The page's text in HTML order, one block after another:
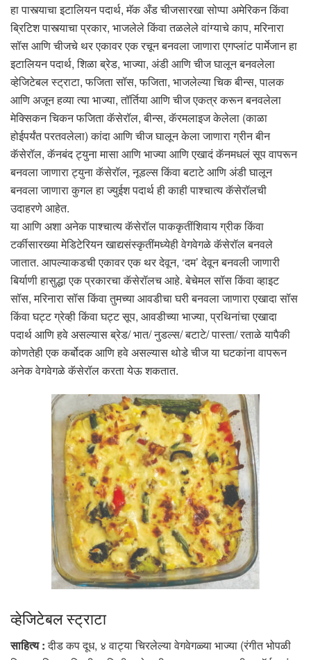
हा पास्त्याचा इटालियन पदार्थ, मॅक अँड चीजसारखा सोप्पा अमेरिकन किंवा
ब्रिटिश पास्त्याचा प्रकार, भाजलेले किंवा तळलेले वांग्याचे काप, मरिनारा
सॉस आणि चीजचे थर एकावर एक रचून बनवला जाणारा एगप्लांट पार्मेजान हा
इटालियन पदार्थ, शिळा ब्रेड, भाज्या, अंडी आणि चीज घालून बनवलेला
व्हेजिटेबल स्ट्राटा, फजिता सॉस, फजिता, भाजलेल्या चिक बीन्स, पालक
आणि अजून हव्या त्या भाज्या, तॉर्तिया आणि चीज एकत्र करून बनवलेला
मेक्सिकन चिकन फजिता कॅसेरॉल, बीन्स, कॅरमलाइज केलेला (काळा
होईपर्यंत परतवलेला) कांदा आणि चीज घालून केला जाणारा ग्रीन बीन
कॅसेरॉल, कॅनबंद ट्युना मासा आणि भाज्या आणि एखादं कॅनमधलं सूप वापरून
बनवला जाणारा ट्युना कॅसेरॉल, नूडल्स किंवा बटाटे आणि अंडी घालून
बनवला जाणारा कुगल हा ज्युईश पदार्थ ही काही पाश्चात्य कॅसेरॉलची
उदाहरणे आहेत.
या आणि अशा अनेक पाश्चात्य कॅसेरॉल पाककृतींशिवाय ग्रीक किंवा
टर्कीसारख्या मेडिटेरियन खाद्यसंस्कृतींमध्येही वेगवेगळे कॅसेरॉल बनवले
जातात. आपल्याकडची एकावर एक थर देवून, ‘दम’ देवून बनवली जाणारी
बिर्याणी हासुद्धा एक प्रकारचा कॅसेरॉलच आहे. बेचेमल सॉस किंवा व्हाइट
सॉस, मरिनारा सॉस किंवा तुमच्या आवडीचा घरी बनवला जाणारा एखादा सॉस
किंवा घट्ट ग्रेव्ही किंवा घट्ट सूप, आवडीच्या भाज्या, प्रथिनांचा एखादा
पदार्थ आणि हवे असल्यास ब्रेड/ भात/ नुडल्स/ बटाटे/ पास्ता/ रताळे यापैकी
कोणतेही एक कर्बोदक आणि हवे असल्यास थोडे चीज या घटकांना वापरून
अनेक वेगवेगळे कॅसेरॉल करता येऊ शकतात.
व्हेजिटेबल स्ट्राटा
साहित्य :दीड कप दूध, ४ वाट्या चिरलेल्या वेगवेगळ्या भाज्या (रंगीत भोपळी